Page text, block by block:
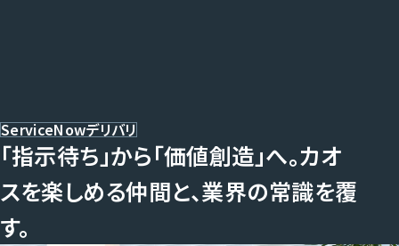
Home
ホーム
Service
事業内容
ServiceNowデリバリ
「指示待ち」から「価値創造」へ。カオ
スを楽しめる仲間と、業界の常識を覆
す。